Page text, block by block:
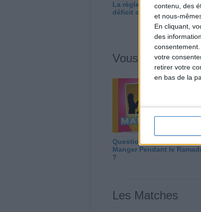
contenu, des
et nous-
En cliquant,
des
consentement.
votre
retirer votre
en bas de la
La règle N°1 pour maigrir :
déficit calorique
Vous m'avez
Question/Réponse : Que
Manger Pendant le
?
Les Matches